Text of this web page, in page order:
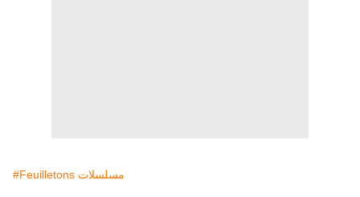
#Feuilletons مسلسلات